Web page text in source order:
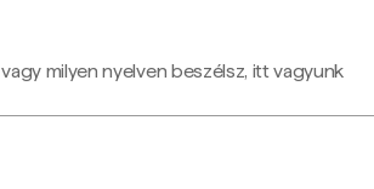
milyen nyelven beszélsz, itt vagyunk